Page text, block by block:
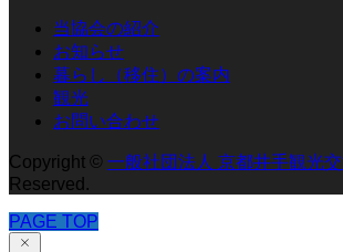
当協会の紹介
お知らせ
暮らし（移住）の案内
観光
お問い合わせ
Copyright © 一般社団法人 京都井手観光
Reserved.
PAGE TOP